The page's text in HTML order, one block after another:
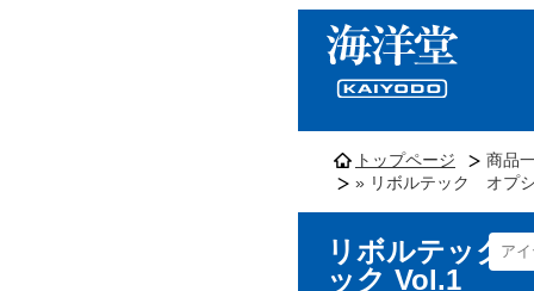
トップページ
商品
» リボルテック オプ
リボルテック
ック Vol.1